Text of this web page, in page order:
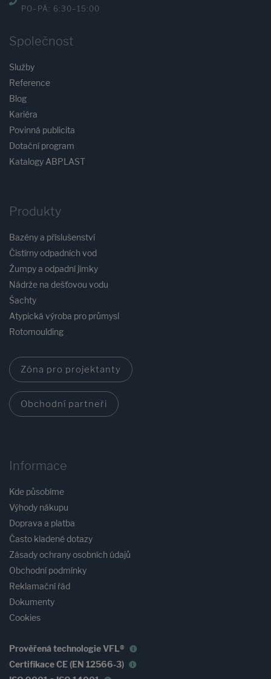
PO–PÁ: 6:30–15:00
Společnost
Služby
Reference
Blog
Kariéra
Povinná publicita
Dotační program
Katalogy ABPLAST
Produkty
Bazény a příslušenství
Čistírny odpadních vod
Žumpy a odpadní jímky
Nádrže na dešťovou vodu
Šachty
Atypická výroba pro průmysl
Rotomoulding
Zóna pro projektanty
Obchodní partneři
Informace
Kde působíme
Výhody nákupu
Doprava a platba
Často kladené dotazy
Zásady ochrany osobních údajů
Obchodní podmínky
Reklamační řád
Dokumenty
Cookies
Prověřená technologie VFL®
Certifikace CE (EN 12566-3)